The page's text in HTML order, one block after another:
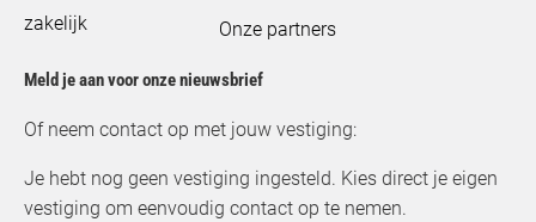
zakelijk
Onze partners
Meld je aan voor onze nieuwsbrief
Of neem contact op met jouw vestiging:
Je hebt nog geen vestiging ingesteld. Kies direct je eigen
vestiging om eenvoudig contact op te nemen.